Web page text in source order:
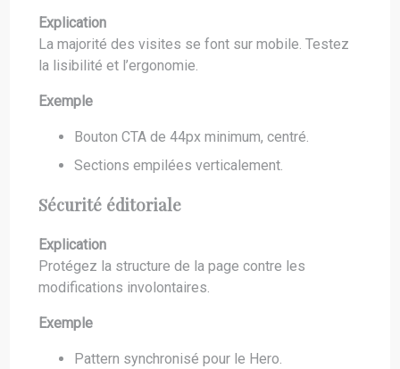
Explication
La majorité des visites se font sur mobile. Testez
la lisibilité et l’ergonomie.
Exemple
Bouton CTA de 44px minimum, centré.
Sections empilées verticalement.
Sécurité éditoriale
Explication
Protégez la structure de la page contre les
modifications involontaires.
Exemple
Pattern synchronisé pour le Hero.